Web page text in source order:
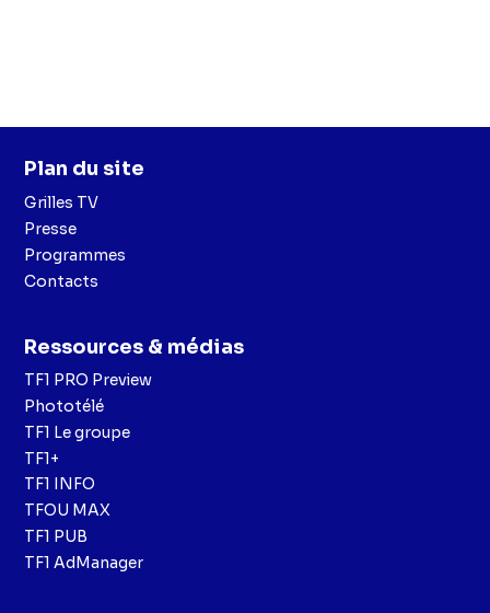
Plan du site
Grilles TV
Presse
Programmes
Contacts
Ressources & médias
TF1 PRO Preview
Phototélé
TF1 Le groupe
TF1+
TF1 INFO
TFOU MAX
TF1 PUB
TF1 AdManager